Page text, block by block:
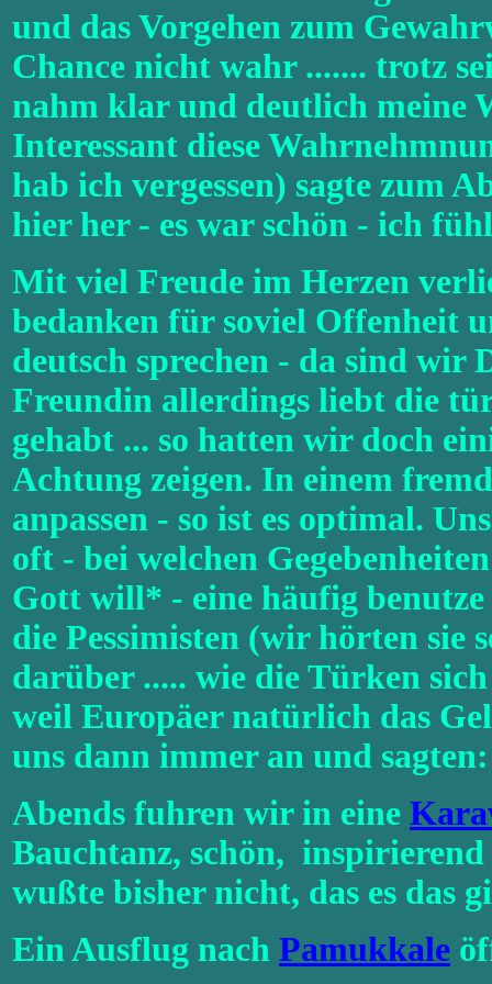
und das Vorgehen zum
Chance nicht wahr ....... trotz
nahm klar und deutlich meine
Interessant diese
hab ich vergessen) sagte zum
hier her - es war schön - ich
Mit viel Freude im Herzen
bedanken für soviel Offenheit
deutsch sprechen - da sind wir
Freundin allerdings liebt die
gehabt ... so hatten wir doch
Achtung zeigen. In einem
anpassen - so ist es optimal.
oft - bei welchen
Gott will* - eine häufig benutze
die Pessimisten (wir hörten sie
darüber ..... wie die Türken
weil Europäer natürlich das
uns dann immer an und
Abends fuhren wir in eine
Bauchtanz, schön,
wußte bisher nicht, das es das
Ein Ausflug nach Pamukkale